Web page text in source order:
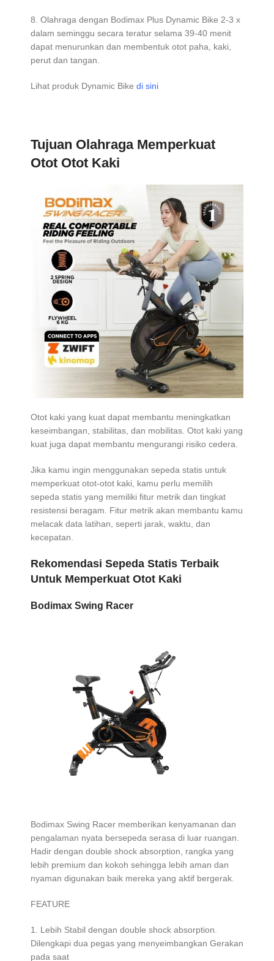
8. Olahraga dengan Bodimax Plus Dynamic Bike 2-3 x
dalam seminggu secara teratur selama 39-40 menit
dapat menurunkan dan membentuk otot paha, kaki,
perut dan tangan.
Lihat produk Dynamic Bike di sini
Tujuan Olahraga Memperkuat
Otot Otot Kaki
Otot kaki yang kuat dapat membantu meningkatkan
keseimbangan, stabilitas, dan mobilitas. Otot kaki yang
kuat juga dapat membantu mengurangi risiko cedera.
Jika kamu ingin menggunakan sepeda statis untuk
memperkuat otot-otot kaki, kamu perlu memilih
sepeda statis yang memiliki fitur metrik dan tingkat
resistensi beragam. Fitur metrik akan membantu kamu
melacak data latihan, seperti jarak, waktu, dan
kecepatan.
Rekomendasi Sepeda Statis Terbaik
Untuk Memperkuat Otot Kaki
Bodimax Swing Racer
Bodimax Swing Racer memberikan kenyamanan dan
pengalaman nyata bersepeda serasa di luar ruangan.
Hadir dengan double shock absorption, rangka yang
lebih premium dan kokoh sehingga lebih aman dan
nyaman digunakan baik mereka yang aktif bergerak.
FEATURE
1. Lebih Stabil dengan double shock absorption.
Dilengkapi dua pegas yang menyeimbangkan Gerakan
pada saat